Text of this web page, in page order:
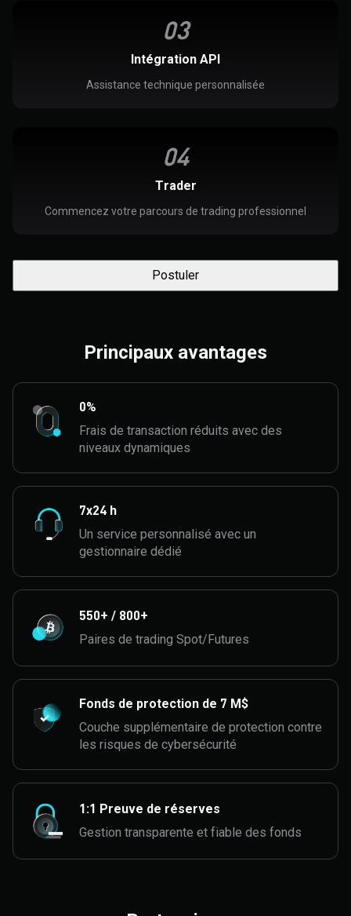
03
Intégration API
Assistance technique personnalisée
04
Trader
Commencez votre parcours de trading professionnel
Postuler
Principaux avantages
0%
Frais de transaction réduits avec des
niveaux dynamiques
7x24 h
Un service personnalisé avec un
gestionnaire dédié
550+ / 800+
Paires de trading Spot/Futures
Fonds de protection de 7 M$
Couche supplémentaire de protection contre
les risques de cybersécurité
1:1 Preuve de réserves
Gestion transparente et fiable des fonds